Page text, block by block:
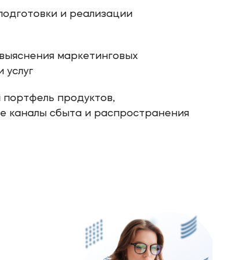
и реализации
маркетинговых
продуктов,
каналы сбыта и распространения